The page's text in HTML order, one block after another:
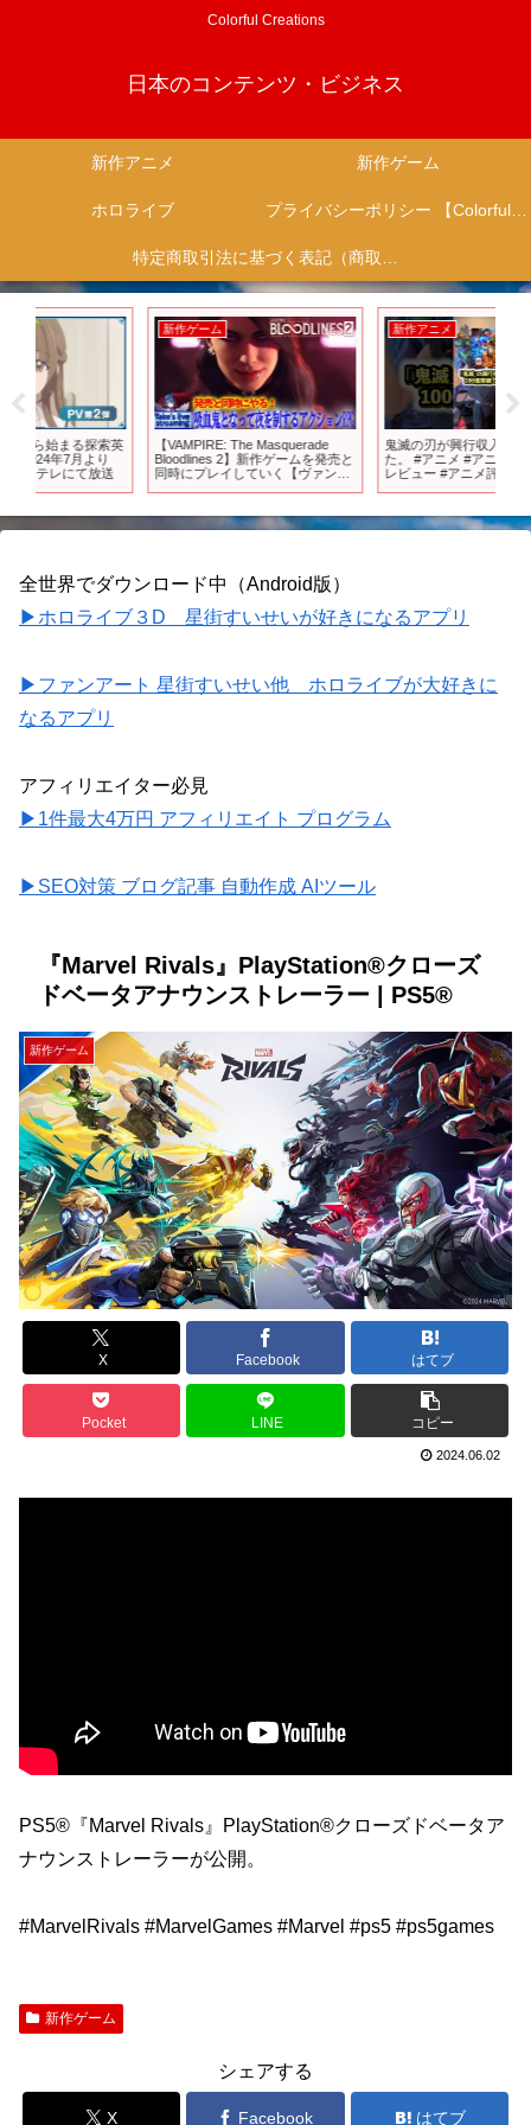
Colorful Creations
日本のコンテンツ・ビジネス
新作アニメ 新作ゲーム
ホロライブ プライバシーポリシー 【Colorful Creation】
特定商取引法に基づく表記（商取引に関する開示）
新作ゲーム
【VAMPIRE: The Masquerade
Bloodlines 2】新作ゲームを発売と
同時にプレイしていく【ヴァンパ
新作アニメ
鬼滅の刃が興行収入100億突破し
た。 #アニメ #アニメ紹介 #アニメ
レビュー #アニメ評価 #新作アニ
全世界でダウンロード中（Android版）
▶ホロライブ３D 星街すいせいが好きになるアプリ
▶ファンアート 星街すいせい他 ホロライブが大好きに
なるアプリ
アフィリエイター必見
▶1件最大4万円 アフィリエイト プログラム
▶SEO対策 ブログ記事 自動作成 AIツール
『Marvel Rivals』PlayStation®クローズ
ドベータアナウンストレーラー | PS5®
新作ゲーム
X Facebook はてブ
Pocket LINE コピー
2024.06.02
PS5®『Marvel Rivals』PlayStation®クローズドベータア
ナウンストレーラーが公開。
#MarvelRivals #MarvelGames #Marvel #ps5 #ps5games
新作ゲーム
シェアする
X Facebook はてブ